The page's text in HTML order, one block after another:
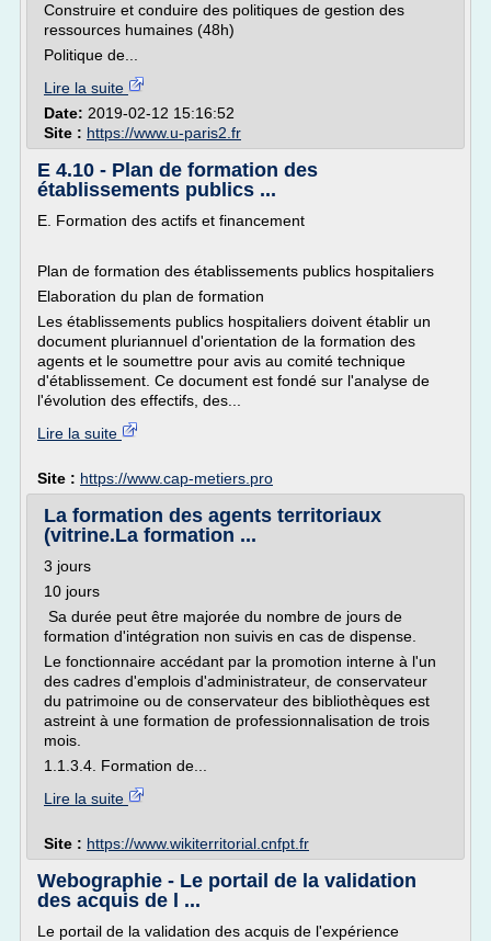
Construire et conduire des politiques de gestion des
ressources humaines (48h)
Politique de...
Lire la suite
Date: 2019-02-12 15:16:52
Site : https://www.u-paris2.fr
E 4.10 - Plan de formation des
établissements publics ...
E. Formation des actifs et financement
Plan de formation des établissements publics hospitaliers
Elaboration du plan de formation
Les établissements publics hospitaliers doivent établir un
document pluriannuel d'orientation de la formation des
agents et le soumettre pour avis au comité technique
d'établissement. Ce document est fondé sur l'analyse de
l'évolution des effectifs, des...
Lire la suite
Site : https://www.cap-metiers.pro
La formation des agents territoriaux
(vitrine.La formation ...
3 jours
10 jours
Sa durée peut être majorée du nombre de jours de
formation d'intégration non suivis en cas de dispense.
Le fonctionnaire accédant par la promotion interne à l'un
des cadres d'emplois d'administrateur, de conservateur
du patrimoine ou de conservateur des bibliothèques est
astreint à une formation de professionnalisation de trois
mois.
1.1.3.4. Formation de...
Lire la suite
Site : https://www.wikiterritorial.cnfpt.fr
Webographie - Le portail de la validation
des acquis de l ...
Le portail de la validation des acquis de l'expérience